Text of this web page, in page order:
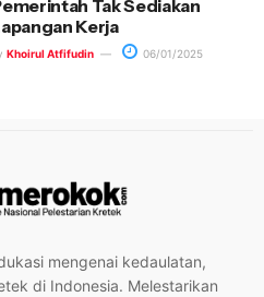
Tak Sediakan
Kerja
Khoirul Atfifudin 06/01/2025
mengenai kedaulatan,
di Indonesia. Melestarikan